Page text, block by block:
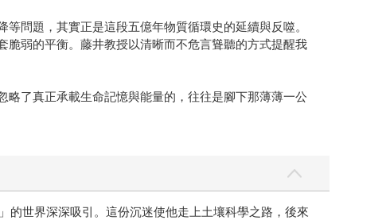
問題，其實正是這段五億年物質循環史的延續與反噬。
弱的平衡。藤井教授以清晰而不危言聳聽的方式提醒我
了真正承載生命記憶與能量的，往往是腳下那薄薄一公
的世界深深吸引。這份沉迷使他走上土壤科學之路，後來